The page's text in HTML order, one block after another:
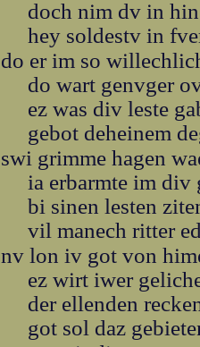
doch nim dv in
hey soldestv in
do er im so
do wart genvger
ez was div leste
gebot deheinem
swi grimme hagen
ia erbarmte im div
bi sinen lesten
vil manech ritter
nv lon iv got von
ez wirt iwer
der ellenden
got sol daz